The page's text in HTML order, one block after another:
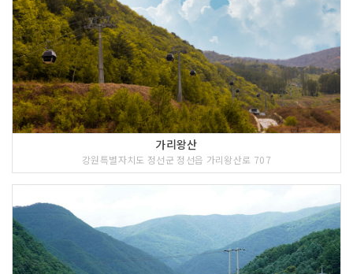
가리왕산
강원특별자치도 정선군 정선읍 가리왕산로 707